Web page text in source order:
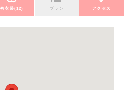
袴衣装(12) プラン アクセス